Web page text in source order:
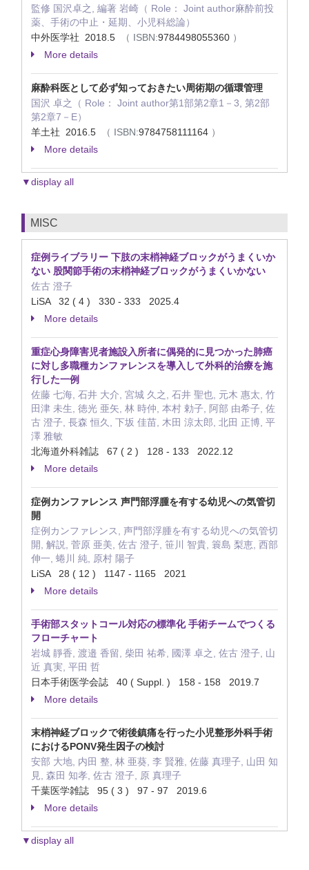
監修 国沢卓之, 編著 岩崎（ Role： Joint author麻酔前投
薬、手術の中止・延期、小児科総論）
中外医学社 2018.5
（ ISBN:9784498055360 ）
More details
麻酔科医として必ず知っておきたい周術期の循環管理
国沢 卓之（ Role： Joint author第1部第2章1－3, 第2部
第2章7－E）
羊土社 2016.5
（ ISBN:9784758111164 ）
More details
▼display all
MISC
症例ライブラリー 下肢の末梢神経ブロックがうまくいか
ない 股関節手術の末梢神経ブロックがうまくいかない
佐古 澄子
LiSA 32 ( 4 ) 330 - 333 2025.4
More details
重症心身障害児者施設入所者に偶発的に見つかった肺癌
に対し多職種カンファレンスを導入して外科的治療を施
行した一例
佐藤 七海, 石井 大介, 宮城 久之, 石井 聖也, 元木 惠太, 竹
田津 未生, 徳光 亜矢, 林 時仲, 本村 勅子, 阿部 由希子, 佐
古 澄子, 長森 恒久, 下坂 佳苗, 木田 涼太郎, 北田 正博, 平
澤 雅敏
北海道外科雑誌 67 ( 2 ) 128 - 133 2022.12
More details
症例カンファレンス 声門部浮腫を有する幼児への気管切
開
症例カンファレンス, 声門部浮腫を有する幼児への気管切
開, 解説, 菅原 亜美, 佐古 澄子, 笹川 智貴, 簑島 梨恵, 西部
伸一, 蜷川 純, 原村 陽子
LiSA 28 ( 12 ) 1147 - 1165 2021
More details
手術部スタットコール対応の標準化 手術チームでつくる
フローチャート
岩城 靜香, 渡邉 香留, 柴田 祐希, 國澤 卓之, 佐古 澄子, 山
近 真実, 平田 哲
日本手術医学会誌 40 ( Suppl. ) 158 - 158 2019.7
More details
末梢神経ブロックで術後鎮痛を行った小児整形外科手術
におけるPONV発生因子の検討
安部 大地, 内田 整, 林 亜葵, 李 賢雅, 佐藤 真理子, 山田 知
見, 森田 知孝, 佐古 澄子, 原 真理子
千葉医学雑誌 95 ( 3 ) 97 - 97 2019.6
More details
▼display all